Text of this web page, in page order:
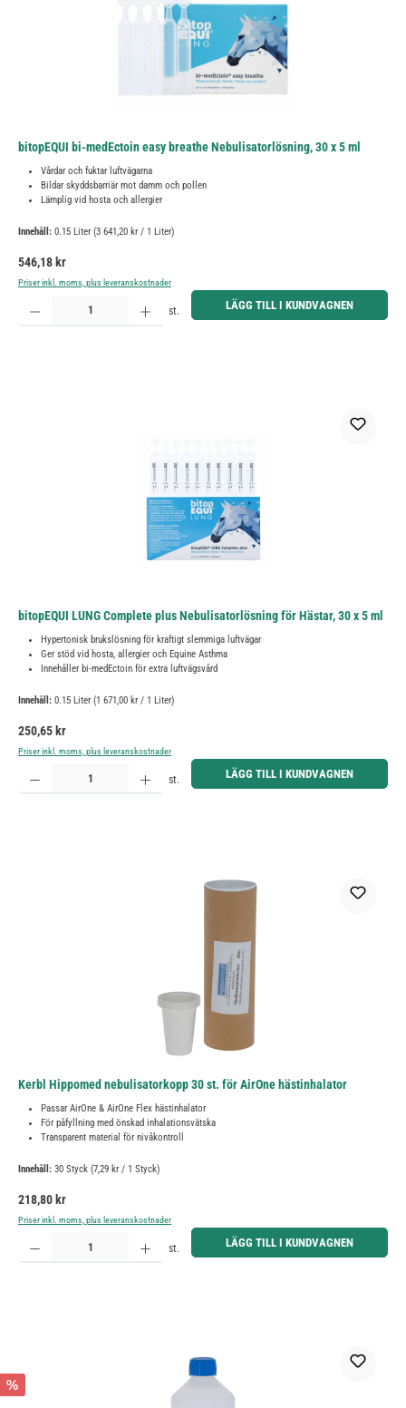
bitopEQUI bi-medEctoin easy breathe Nebulisatorlösning, 30 x 5 ml
Vårdar och fuktar luftvägarna
Bildar skyddsbarriär mot damm och pollen
Lämplig vid hosta och allergier
Innehåll: 0.15 Liter (3 641,20 kr / 1 Liter)
Ordinarie pris:
546,18 kr
Priser inkl. moms, plus leveranskostnader
Produktkvantitet: Ange önskat belopp eller använd knapparna för att öka eller minska kvantiteten.
st. LÄGG TILL I KUNDVAGNEN
bitopEQUI LUNG Complete plus Nebulisatorlösning för Hästar, 30 x 5 ml
Hypertonisk brukslösning för kraftigt slemmiga luftvägar
Ger stöd vid hosta, allergier och Equine Asthma
Innehåller bi-medEctoin för extra luftvägsvård
Innehåll: 0.15 Liter (1 671,00 kr / 1 Liter)
Ordinarie pris:
250,65 kr
Priser inkl. moms, plus leveranskostnader
Produktkvantitet: Ange önskat belopp eller använd knapparna för att öka eller minska kvantiteten.
st. LÄGG TILL I KUNDVAGNEN
Kerbl Hippomed nebulisatorkopp 30 st. för AirOne hästinhalator
Passar AirOne & AirOne Flex hästinhalator
För påfyllning med önskad inhalationsvätska
Transparent material för nivåkontroll
Innehåll: 30 Styck (7,29 kr / 1 Styck)
Ordinarie pris:
218,80 kr
Priser inkl. moms, plus leveranskostnader
Produktkvantitet: Ange önskat belopp eller använd knapparna för att öka eller minska kvantiteten.
st. LÄGG TILL I KUNDVAGNEN
%